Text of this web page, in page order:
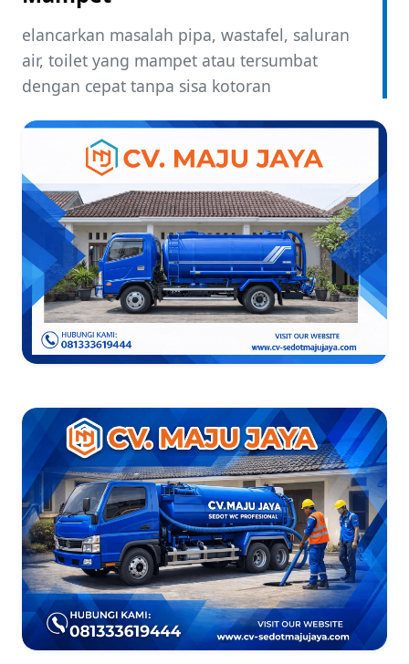
elancarkan masalah pipa, wastafel, saluran
air, toilet yang mampet atau tersumbat
dengan cepat tanpa sisa kotoran